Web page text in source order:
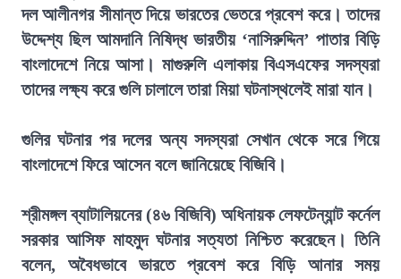
দল আলীনগর সীমান্ত দিয়ে ভারতের ভেতরে প্রবেশ করে। তাদের
উদ্দেশ্য ছিল আমদানি নিষিদ্ধ ভারতীয় ‘নাসিরুদ্দিন’ পাতার বিড়ি
বাংলাদেশে নিয়ে আসা। মাগুরুলি এলাকায় বিএসএফের সদস্যরা
তাদের লক্ষ্য করে গুলি চালালে তারা মিয়া ঘটনাস্থলেই মারা যান।
গুলির ঘটনার পর দলের অন্য সদস্যরা সেখান থেকে সরে গিয়ে
বাংলাদেশে ফিরে আসেন বলে জানিয়েছে বিজিবি।
শ্রীমঙ্গল ব্যাটালিয়নের (৪৬ বিজিবি) অধিনায়ক লেফটেন্যান্ট কর্নেল
সরকার আসিফ মাহমুদ ঘটনার সত্যতা নিশ্চিত করেছেন। তিনি
বলেন, অবৈধভাবে ভারতে প্রবেশ করে বিড়ি আনার সময়